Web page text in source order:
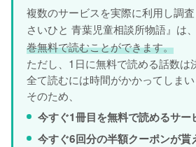
複数のサービスを実際に利用し調
さいひと 青葉児童相談所物語』は
巻無料で読むことができます。
ただし、1日に無料で読める話数は
全て読むには時間がかかってしまい
そのため、
今すぐ1冊目を無料で読めるサー
今すぐ6回分の半額クーポンが貰